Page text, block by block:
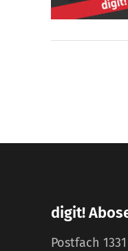
digit!
Postfach 1331